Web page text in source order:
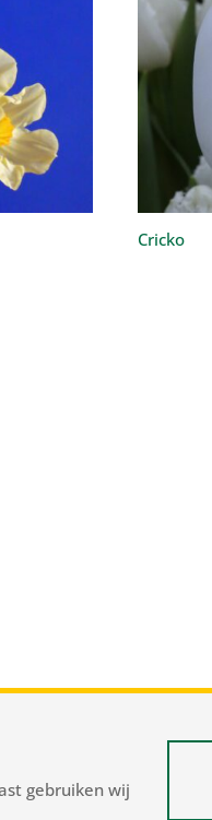
Cricko
gebruiken wij